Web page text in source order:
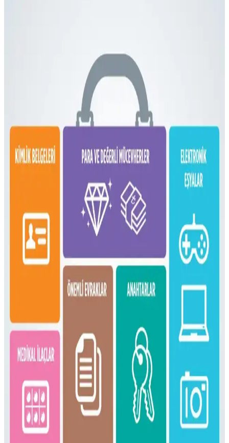
pratik paketleme ve taşınabilirlik sunar. Elektronik cihazlar,
kıyafetler ve kişisel eşyalar düzenli şekilde taşınabilir.
Dooney & Bourke Janine Çantası: Dayanıklı Deri
Tasarımı ve Piyasa Değeri Analizi
Dooney & Bourke Janine çantası, dayanıklı deri yapısı ve şık
tasarımıyla günlük kullanım ve seyahat için ideal. İkinci el
piyasasında uygun fiyatlı, manevi değeri yüksek bir seçenek sunar.
Çoklu Sırt Çantası Koleksiyonu ve Onebag Seyahat
Konseptinde Kullanım İncelemesi
Çeşitli sırt çantalarının kullanım alanları, özellikleri ve onebag
seyahat konseptindeki rolleri incelenerek, ideal çanta seçimi ve
fonksiyonellik dengesi üzerine kapsamlı bilgiler sunulmaktadır.
16 Litrelik Kanken Sırt Çantasıyla 4 Gün 4 Gece
Minimalist Seyahat Planlama
16 litrelik Kanken sırt çantasıyla 4 gün 4 gece minimalist seyahat
için teknoloji, kişisel bakım ve giysi eşyalarının düzenli ve hafif
paketlenmesi anlatılıyor. Beden ve ihtiyaçlara göre esneklik
Fjällräven Kånken 16L ile 15 Günlük Yaz
Fjällräven Kånken 16L sırt çantasıyla 15 günlük yaz seyahati için
hafif ve düzenli paketleme yöntemleri, ergonomik özellikler ve
seyahat deneyimleri detaylandırılıyor.
Gossamer Gear Vagabond Jet: Hafif ve Fonksiyonel
OneBag Seyahat Çantası İncelemesi
Gossamer Gear Vagabond Jet, hafifliği ve koruyucu laptop
bölmesiyle 3-7 günlük seyahatler için ideal. Şehir içi ve doğa
yürüyüşlerinde pratik kullanım sunar, ancak yağmurda ek önlem
gerekebilir.